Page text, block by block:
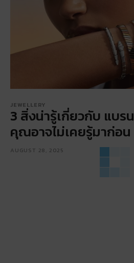
JEWELLERY
3 สิ่งน่ารู้เกี่ยวกับ แบ
คุณอาจไม่เคยรู้มาก่อน
AUGUST 28, 2025